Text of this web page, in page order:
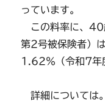
っています。
この料率に、40
第2号被保険者）
1.62％（令和7年
詳細については